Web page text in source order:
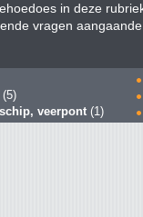
in deze
vragen
(5)
veerpont(1)